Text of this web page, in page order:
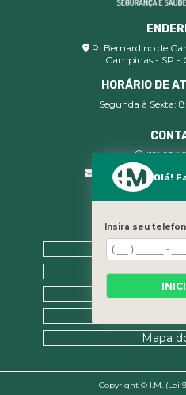
R. Bernardino de
Campinas - SP -
HORÁRIO DE
Segunda à Sexta:
(19)
Mapa
Copyright © I.M. (Lei
Olá!
Insira seu